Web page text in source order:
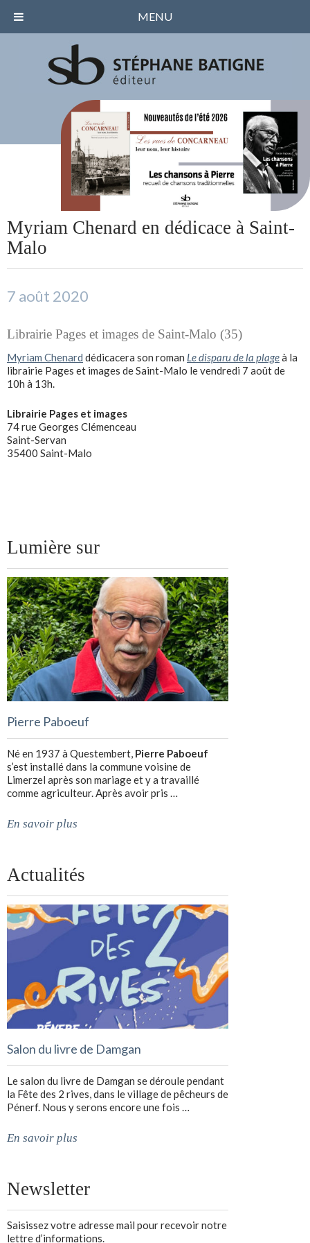
Myriam Chenard en dédicace à Saint-
Malo
7 août 2020
Librairie Pages et images de Saint-Malo (35)
Myriam Chenard dédicacera son roman Le disparu de la plageà la
librairie Pages et images de Saint-Malo le vendredi 7 août de
10h à 13h.
Librairie Pages et images
74 rue Georges Clémenceau
Saint-Servan
35400 Saint-Malo
Lumière sur
Pierre Paboeuf
Né en 1937 à Questembert, Pierre Paboeuf
s’est installé dans la commune voisine de
Limerzel après son mariage et y a travaillé
comme agriculteur. Après avoir pris …
En savoir plus
Actualités
Salon du livre de Damgan
Le salon du livre de Damgan se déroule pendant
la Fête des 2 rives, dans le village de pêcheurs de
Pénerf. Nous y serons encore une fois …
En savoir plus
Newsletter
Saisissez votre adresse mail pour recevoir notre
lettre d’informations.
MENU